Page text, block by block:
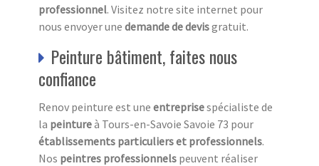
professionnel. Visitez notre site internet pour
nous envoyer une demande de devisgratuit.
Peinture bâtiment, faites nous
confiance
Renov peinture est une entreprisespécialiste de
la peintureà Tours-en-Savoie Savoie 73 pour
établissements particuliers et professionnels.
Nos peintres professionnels peuvent réaliser